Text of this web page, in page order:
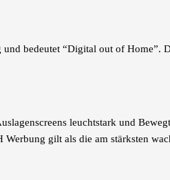
bedeutet “Digital out of Home”.
leuchtstark und
gilt als die am stärksten